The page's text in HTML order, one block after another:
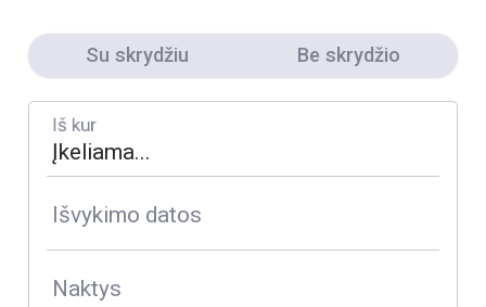
Su skrydžiu Be skrydžio
Iš kur
Išvykimo datos
Naktys